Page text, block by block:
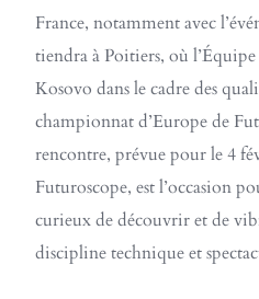
France, notamment avec
tiendra à Poitiers, où
Kosovo dans le cadre des
championnat d’Europe de
rencontre, prévue pour le 4
Futuroscope, est l’occasion
curieux de découvrir et de
discipline technique et